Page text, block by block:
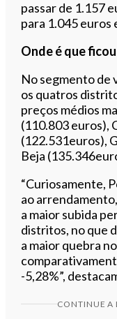
passar de 1.157
para 1.045 euros
Onde é que
No segmento de
os quatros
preços médios
(110.803 euros),
(122.531euros),
Beja
“Curiosamente,
ao
a maior subida
distritos, no que
a maior quebra
-5,28%”,
CONTINUE A